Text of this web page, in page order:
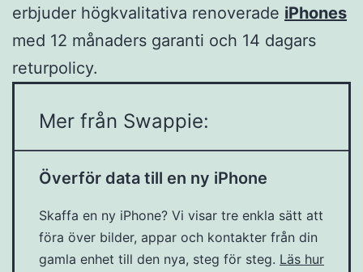
erbjuder högkvalitativa renoverade iPhones
med 12 månaders garanti och 14 dagars
returpolicy.
Mer från Swappie:
Överför data till en ny iPhone
Skaffa en ny iPhone? Vi visar tre enkla sätt att
föra över bilder, appar och kontakter från din
gamla enhet till den nya, steg för steg. Läs hur